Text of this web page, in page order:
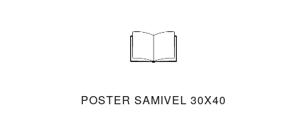
POSTER SAMIVEL 30X40